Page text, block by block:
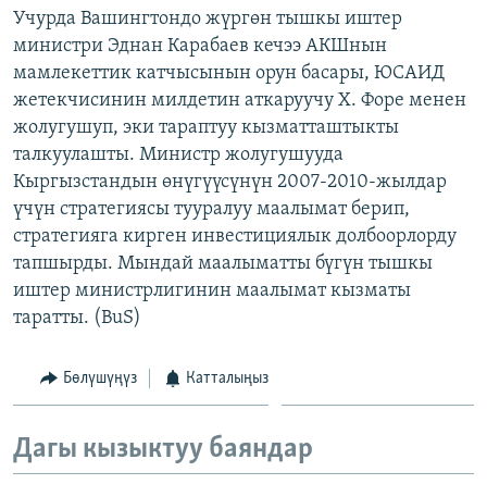
ДАНИСТЕ
АЗАТТЫК+
ЫҢГАЙСЫЗ СУРООЛОР
ОНЛАЙН ШЕРИНЕ
ЭЕ/АРнун бардык сайттары
Учурда Вашингтондо жүргөн тышкы иштер
министри Эднан Карабаев кечээ АКШнын
мамлекеттик катчысынын орун басары, ЮСАИД
жетекчисинин милдетин аткаруучу Х. Форе менен
жолугушуп, эки тараптуу кызматташтыкты
талкуулашты. Министр жолугушууда
Кыргызстандын өнүгүүсүнүн 2007-2010-жылдар
үчүн стратегиясы тууралуу маалымат берип,
стратегияга кирген инвестициялык долбоорлорду
тапшырды. Мындай маалыматты бүгүн тышкы
иштер министрлигинин маалымат кызматы
таратты. (BuS)
Бөлүшүңүз Катталыңыз
Дагы кызыктуу баяндар